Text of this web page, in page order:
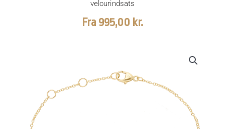
velourindsats
Fra 995,00 kr.